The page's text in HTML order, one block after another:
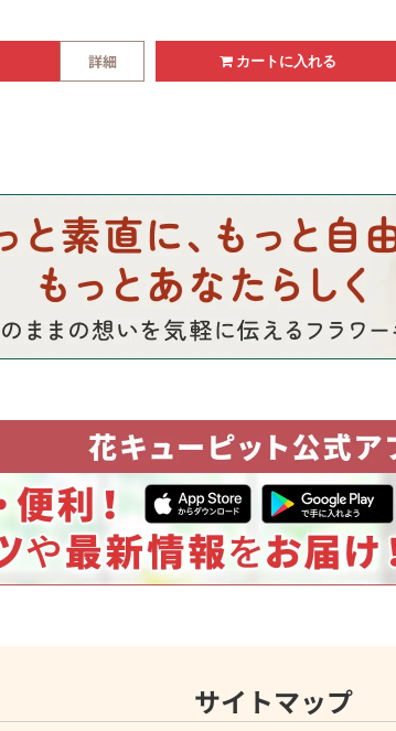
た
い
ます。 お花を新鮮でイキイキした状
態でお届けします。 豪華で美しい花
詳細 カートに入れる
サイトマップ